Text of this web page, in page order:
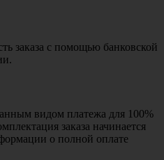
заказа с помощью банковской
видом платежа для 100%
заказа начинается
о полной оплате